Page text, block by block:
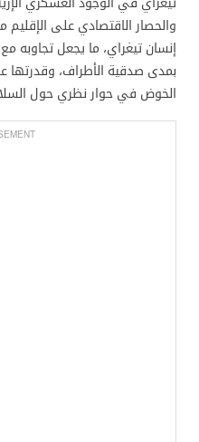
والحصار الاقتصادي على الإقليم
إنسان تيغراي، ما يجعل تجاوبه
بمدى صدقية الأطراف، وقدرتها
الخوض في حوار نظري حول